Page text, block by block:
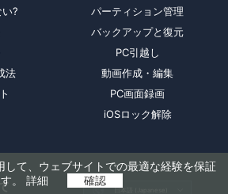
して、ウェブサイトでの最適な経験を保証
。 詳細 確認
?
法
パーティション管理
バックアップと復元
PC引越し
動画作成・編集
PC画面録画
iOSロック解除
 日本語 (Japanese)